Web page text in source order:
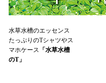
水草水槽のエッセンス
たっぷりのTシャツやス
マホケース 「水草水槽
のT」